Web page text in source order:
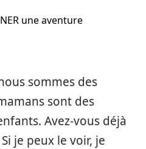
une aventure
sommes des
sont des
Avez-vous déjà
je peux le voir, je